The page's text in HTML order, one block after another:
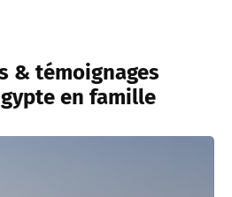
& témoignages
en famille